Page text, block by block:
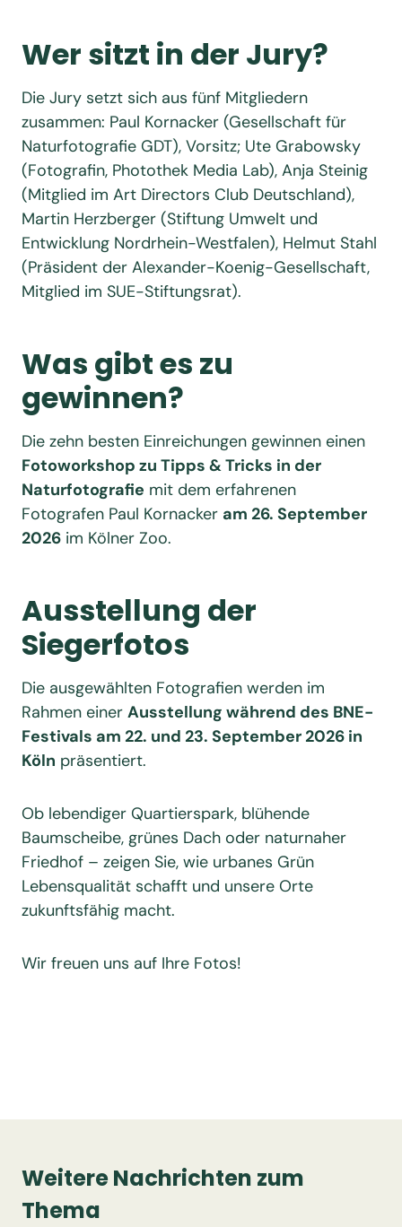
Wer sitzt in der Jury?
Die Jury setzt sich aus fünf Mitgliedern
zusammen: Paul Kornacker (Gesellschaft für
Naturfotografie GDT), Vorsitz; Ute Grabowsky
(Fotografin, Photothek Media Lab), Anja Steinig
(Mitglied im Art Directors Club Deutschland),
Martin Herzberger (Stiftung Umwelt und
Entwicklung Nordrhein-Westfalen), Helmut Stahl
(Präsident der Alexander-Koenig-Gesellschaft,
Mitglied im SUE-Stiftungsrat).
Was gibt es zu
gewinnen?
Die zehn besten Einreichungen gewinnen einen
Fotoworkshop zu Tipps & Tricks in der
Naturfotografie mit dem erfahrenen
Fotografen Paul Kornacker am 26. September
2026 im Kölner Zoo.
Ausstellung der
Siegerfotos
Die ausgewählten Fotografien werden im
Rahmen einer Ausstellung während des BNE-
Festivals am 22. und 23. September 2026 in
Köln präsentiert.
Ob lebendiger Quartierspark, blühende
Baumscheibe, grünes Dach oder naturnaher
Friedhof – zeigen Sie, wie urbanes Grün
Lebensqualität schafft und unsere Orte
zukunftsfähig macht.
Wir freuen uns auf Ihre Fotos!
Weitere Nachrichten zum
Thema